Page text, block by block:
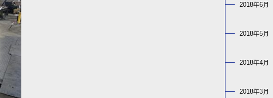
2018年6月
2018年5月
2018年4月
2018年3月